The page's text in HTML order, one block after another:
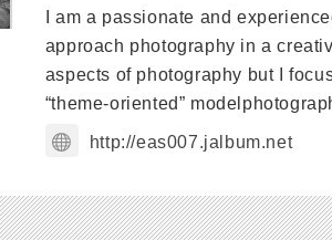
I am a passionate and
approach photography in a
aspects of photography but I
“theme-oriented”
http://eas007.jalbum.net